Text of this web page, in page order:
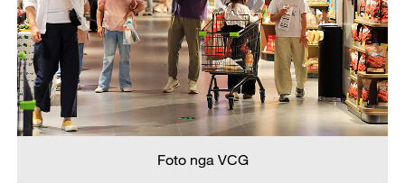
Foto nga VCG